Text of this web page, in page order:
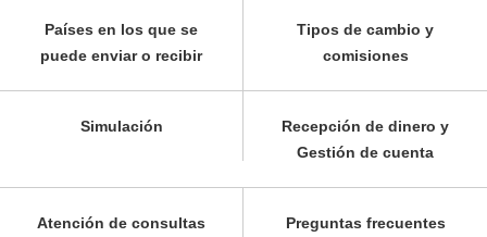
Países en los que se
puede enviar o recibir
Tipos de cambio y
comisiones
Simulación
Recepción de dinero y
Gestión de cuenta
Atención de consultas Preguntas frecuentes